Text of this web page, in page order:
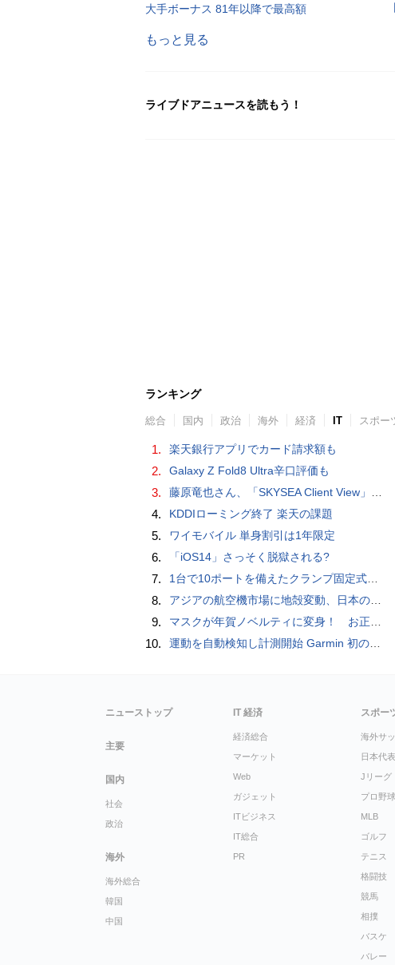
大手ボーナス 81年以降で最高額
もっと見る
ライブドアニュースを読もう！
ランキング
総合 国内 政治 海外 経済 IT スポー
1. 楽天銀行アプリでカード請求額も
2. Galaxy Z Fold8 Ultra辛口評価も
3. 藤原竜也さん、「SKYSEA Client View」新CMで「AI労務改善」をアピール 働き方をAIが分析したら「すぐに休んで」と言われる？
4. KDDIローミング終了 楽天の課題
5. ワイモバイル 単身割引は1年限定
6. 「iOS14」さっそく脱獄される?
7. 1台で10ポートを備えたクランプ固定式電源タップ「Anker Nano Power Strip (10-in-1, 70W, クランプ式)」レビュー
8. アジアの航空機市場に地殻変動、日本のサプライヤーに影響も
9. マスクが年賀ノベルティに変身！ お正月特別パッケージの注文受付開始
10. 運動を自動検知し計測開始 Garmin 初のスマートバンドを発売 10日間のロングバッテリーで手間いらず
ニューストップ
主要
国内
社会
政治
海外
海外総合
韓国
中国
IT 経済
経済総合
マーケット
Web
ガジェット
ITビジネス
IT総合
PR
スポー
海外サ
日本代表
Jリーグ
プロ野球
MLB
ゴルフ
テニス
格闘技
競馬
相撲
バスケ
バレー